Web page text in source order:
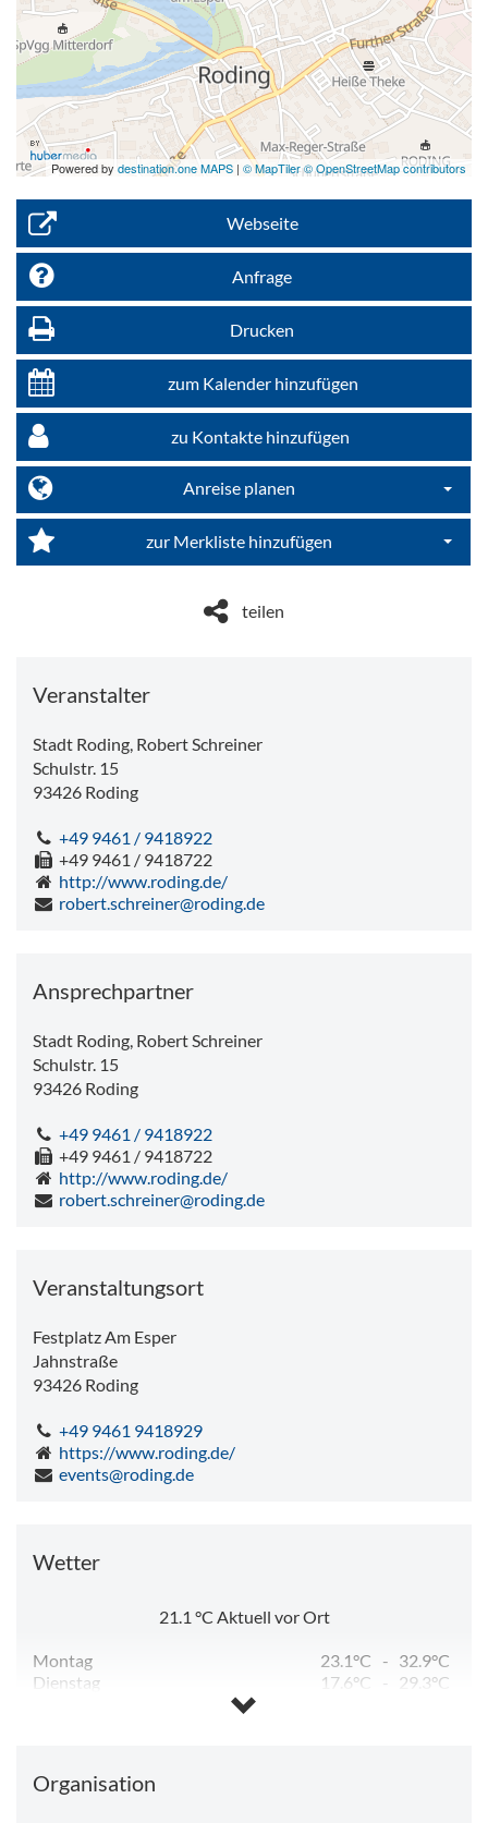
Powered bydestination.one MAPS | © MapTiler © OpenStreetMap contributors
Webseite
Anfrage
Drucken
zum Kalender hinzufügen
zu Kontakte hinzufügen
Anreise planen
zur Merkliste hinzufügen
teilen
Veranstalter
Stadt Roding, Robert Schreiner
Schulstr. 15
93426 Roding
+49 9461 / 9418922
+49 9461 / 9418722
http://www.roding.de/
robert.schreiner@roding.de
Ansprechpartner
Stadt Roding, Robert Schreiner
Schulstr. 15
93426 Roding
+49 9461 / 9418922
+49 9461 / 9418722
http://www.roding.de/
robert.schreiner@roding.de
Veranstaltungsort
Festplatz Am Esper
Jahnstraße
93426 Roding
+49 9461 9418929
https://www.roding.de/
events@roding.de
Wetter
21.1 °C Aktuell vor Ort
Montag 23.1°C - 32.9°C
Dienstag
17.6°C -
29.3°C
Organisation